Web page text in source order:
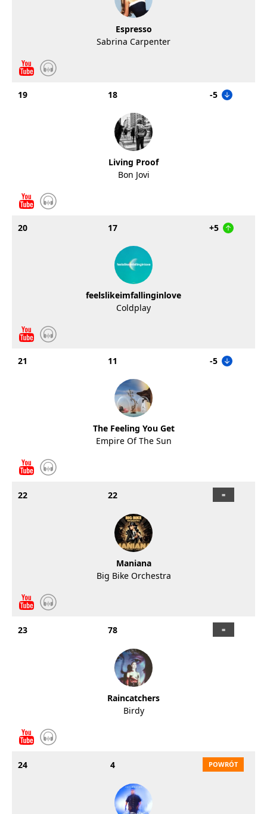
Espresso
Sabrina Carpenter
19 18 -5
Living Proof
Bon Jovi
20 17 +5
feelslikeimfallinginlove
Coldplay
21 11 -5
The Feeling You Get
Empire Of The Sun
22 22
Maniana
Big Bike Orchestra
23 78
Raincatchers
Birdy
24 4